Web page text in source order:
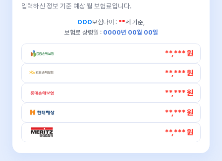
입력하신 정보 기준 예상 월 보험료입니다.
OOO보험나이 : **세 기준,
보험료 상령일 : 0000년 00월 00일
**,*** 원
**,*** 원
**,*** 원
**,*** 원
**,*** 원